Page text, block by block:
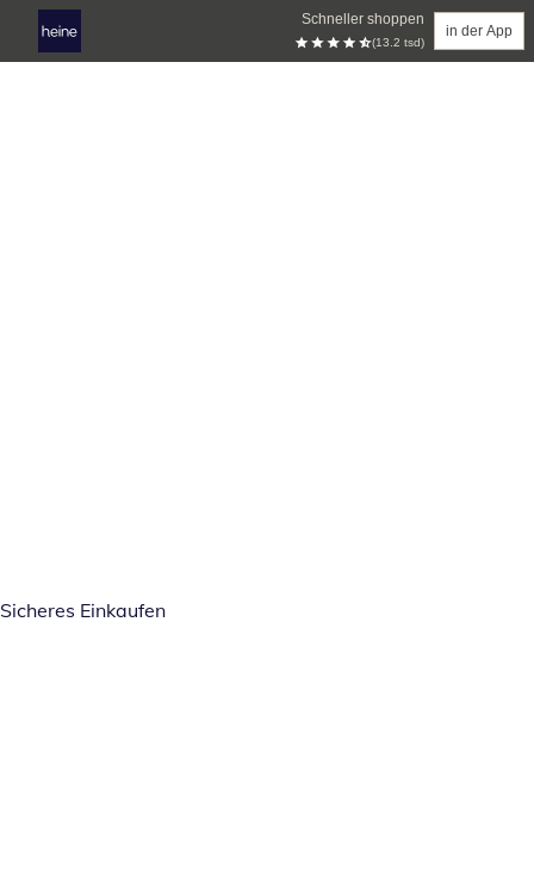
Schneller shoppen
(13.2 tsd)
in der App
Sicheres Einkaufen